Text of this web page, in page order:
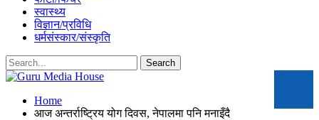
स्वास्थ्य
विज्ञान/प्रविधि
धर्मसंस्कार/संस्कृति
Home
आज अन्तर्राष्ट्रिय योग दिवस, नेपालमा पनि मनाइँदै